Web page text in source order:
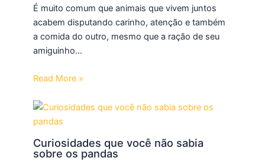
É muito comum que animais que vivem juntos
acabem disputando carinho, atenção e também
a comida do outro, mesmo que a ração de seu
amiguinho…
Read More »
Curiosidades que você não sabia
sobre os pandas